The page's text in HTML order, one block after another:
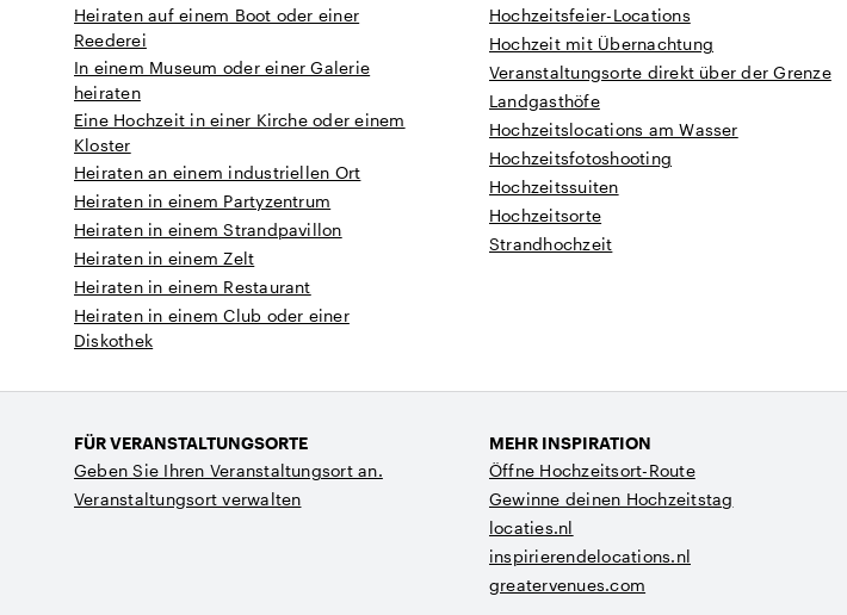
Heiraten auf einem Boot oder einer
Reederei
In einem Museum oder einer Galerie
heiraten
Eine Hochzeit in einer Kirche oder einem
Kloster
Heiraten an einem industriellen Ort
Heiraten in einem Partyzentrum
Heiraten in einem Strandpavillon
Heiraten in einem Zelt
Heiraten in einem Restaurant
Heiraten in einem Club oder einer
Diskothek
Hochzeitsfeier-Locations
Hochzeit mit Übernachtung
Veranstaltungsorte direkt über der Grenze
Landgasthöfe
Hochzeitslocations am Wasser
Hochzeitsfotoshooting
Hochzeitssuiten
Hochzeitsorte
Strandhochzeit
FÜR VERANSTALTUNGSORTE
Geben Sie Ihren Veranstaltungsort an.
Veranstaltungsort verwalten
MEHR INSPIRATION
Öffne Hochzeitsort-Route
Gewinne deinen Hochzeitstag
locaties.nl
inspirierendelocations.nl
greatervenues.com